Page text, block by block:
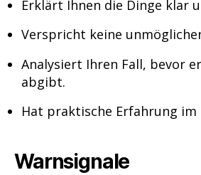
Erklärt Ihnen die Dinge klar
Verspricht keine
Analysiert Ihren Fall, bevor
abgibt.
Hat praktische Erfahrung im
Warnsignale